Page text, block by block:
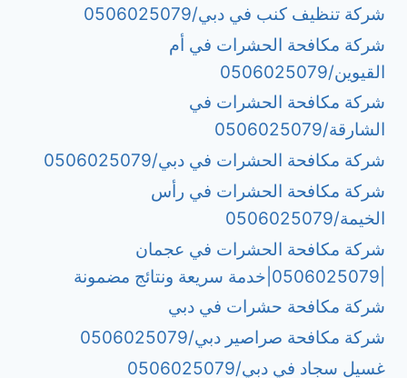
شركة تنظيف كنب في دبي/0506025079
شركة مكافحة الحشرات في أم
القيوين/0506025079
شركة مكافحة الحشرات في
الشارقة/0506025079
شركة مكافحة الحشرات في دبي/0506025079
شركة مكافحة الحشرات في رأس
الخيمة/0506025079
شركة مكافحة الحشرات في عجمان
شركة مكافحة حشرات في دبي
شركة مكافحة صراصير دبي/0506025079
غسيل سجاد في دبي/0506025079